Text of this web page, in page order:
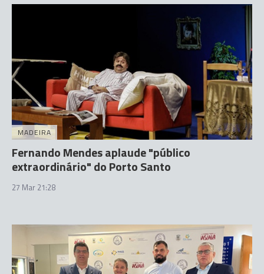
MADEIRA
Fernando Mendes aplaude "público
extraordinário" do Porto Santo
27 Mar 21:28